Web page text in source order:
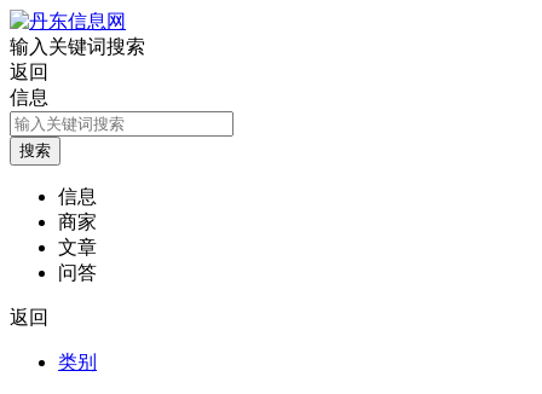
输入关键词搜索
返回
信息
信息
商家
文章
问答
返回
类别